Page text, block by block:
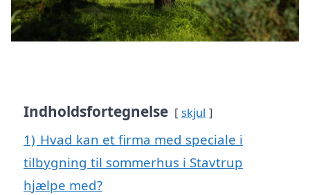
Indholdsfortegnelse skjul
1) Hvad kan et firma med speciale i
tilbygning til sommerhus i Stavtrup
hjælpe med?